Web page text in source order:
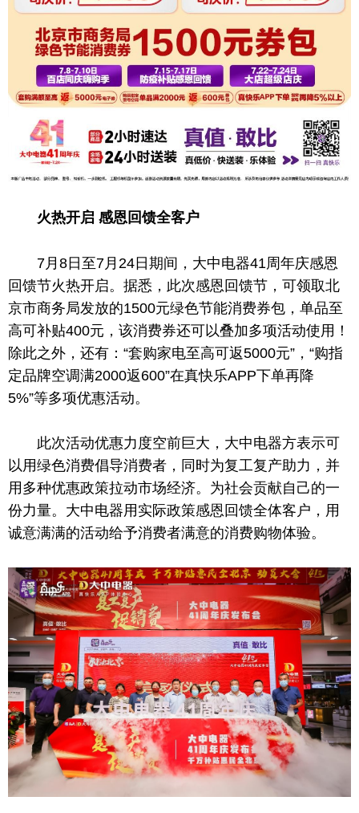
火热开启 感恩 回馈全客户
7月8日至7月24日期间，大中电器41周年庆感恩
回馈节火热开启。据悉，此次感恩回馈节，可领取北
京市商务局发放的1500元绿色节能消费券包，单品至
高可补贴400元，该消费券还可以叠加多项活动使用！
除此之外，还有：“套购家电至高可返5000元”，“购指
定品牌空调满2000返600”在真快乐APP下单再降
5%”等多项优惠活动。
此次活动优惠力度空前巨大，大中电器方表示可
以用绿色消费倡导消费者，同时为复工复产助力，并
用多种优惠政策拉动市场经济。为社会贡献自己的一
份力量。大中电器用实际政策感恩回馈全体客户，用
诚意满满的活动给予消费者满意的消费购物体验。